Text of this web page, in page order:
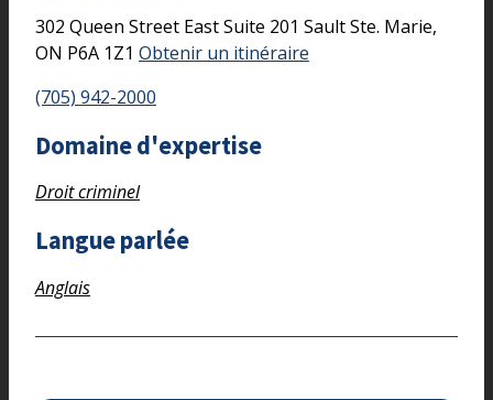
302 Queen Street EastSuite 201 Sault Ste. Marie,
ON P6A 1Z1 Obtenir un itinéraire
(705) 942-2000
Domaine d'expertise
Droit criminel
Langue parlée
Anglais